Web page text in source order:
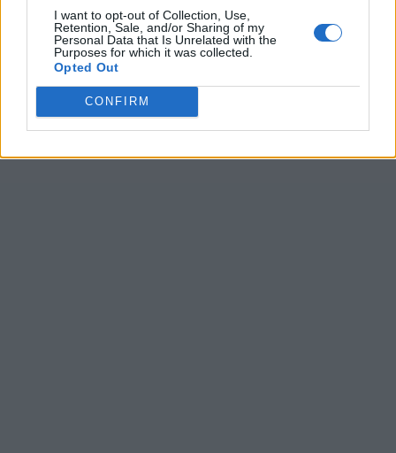
I want to opt-out of Collection, Use,
Retention, Sale, and/or Sharing of my
Personal Data that Is Unrelated with the
Purposes for which it was collected.
Opted Out
CONFIRM
S Ú B D I T
S Ú B I T O